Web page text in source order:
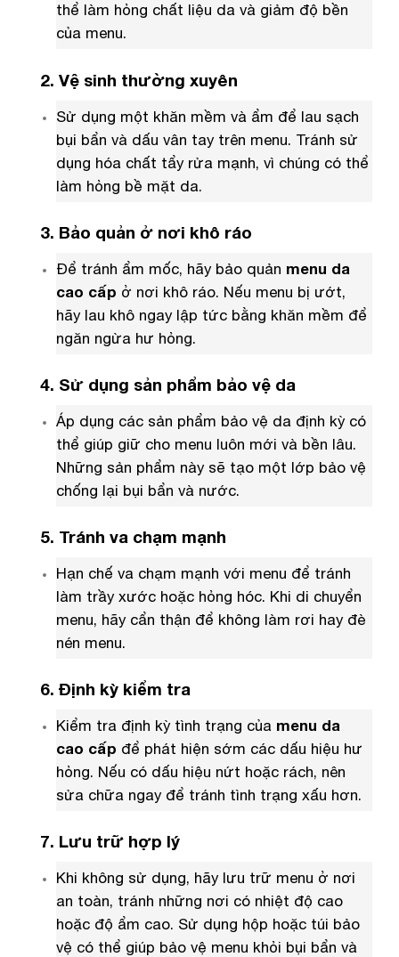
thể làm hỏng chất liệu da và giảm độ bền
của menu.
2. Vệ sinh thường xuyên
Sử dụng một khăn mềm và ẩm để lau sạch
bụi bẩn và dấu vân tay trên menu. Tránh sử
dụng hóa chất tẩy rửa mạnh, vì chúng có thể
làm hỏng bề mặt da.
3. Bảo quản ở nơi khô ráo
Để tránh ẩm mốc, hãy bảo quản menu da
cao cấp ở nơi khô ráo. Nếu menu bị ướt,
hãy lau khô ngay lập tức bằng khăn mềm để
ngăn ngừa hư hỏng.
4. Sử dụng sản phẩm bảo vệ da
Áp dụng các sản phẩm bảo vệ da định kỳ có
thể giúp giữ cho menu luôn mới và bền lâu.
Những sản phẩm này sẽ tạo một lớp bảo vệ
chống lại bụi bẩn và nước.
5. Tránh va chạm mạnh
Hạn chế va chạm mạnh với menu để tránh
làm trầy xước hoặc hỏng hóc. Khi di chuyển
menu, hãy cẩn thận để không làm rơi hay đè
nén menu.
6. Định kỳ kiểm tra
Kiểm tra định kỳ tình trạng của menu da
cao cấp để phát hiện sớm các dấu hiệu hư
hỏng. Nếu có dấu hiệu nứt hoặc rách, nên
sửa chữa ngay để tránh tình trạng xấu hơn.
7. Lưu trữ hợp lý
Khi không sử dụng, hãy lưu trữ menu ở nơi
an toàn, tránh những nơi có nhiệt độ cao
hoặc độ ẩm cao. Sử dụng hộp hoặc túi bảo
vệ có thể giúp bảo vệ menu khỏi bụi bẩn và